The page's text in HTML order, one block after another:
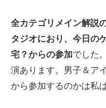
全カテゴリメイン解説
タジオにおり、今日の
宅？からの参加でした
演あります。男子＆ア
から参加するのかは私